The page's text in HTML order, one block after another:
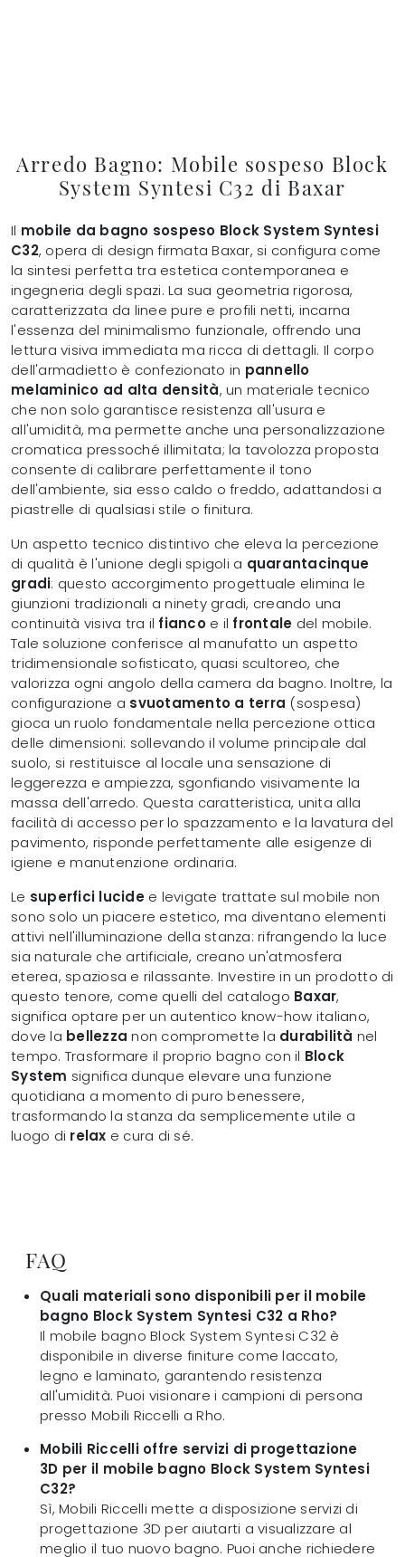
Arredo Bagno: Mobile sospeso Block
System Syntesi C32 di Baxar
Il mobile da bagno sospeso Block System Syntesi
C32, opera di design firmata Baxar, si configura come
la sintesi perfetta tra estetica contemporanea e
ingegneria degli spazi. La sua geometria rigorosa,
caratterizzata da linee pure e profili netti, incarna
l'essenza del minimalismo funzionale, offrendo una
lettura visiva immediata ma ricca di dettagli. Il corpo
dell'armadietto è confezionato in pannello
melaminico ad alta densità, un materiale tecnico
che non solo garantisce resistenza all'usura e
all'umidità, ma permette anche una personalizzazione
cromatica pressoché illimitata; la tavolozza proposta
consente di calibrare perfettamente il tono
dell'ambiente, sia esso caldo o freddo, adattandosi a
piastrelle di qualsiasi stile o finitura.
Un aspetto tecnico distintivo che eleva la percezione
di qualità è l'unione degli spigoli a quarantacinque
gradi: questo accorgimento progettuale elimina le
giunzioni tradizionali a ninety gradi, creando una
continuità visiva tra il fiancoe il frontale del mobile.
Tale soluzione conferisce al manufatto un aspetto
tridimensionale sofisticato, quasi scultoreo, che
valorizza ogni angolo della camera da bagno. Inoltre, la
configurazione a svuotamento a terra (sospesa)
gioca un ruolo fondamentale nella percezione ottica
delle dimensioni: sollevando il volume principale dal
suolo, si restituisce al locale una sensazione di
leggerezza e ampiezza, sgonfiando visivamente la
massa dell'arredo. Questa caratteristica, unita alla
facilità di accesso per lo spazzamento e la lavatura del
pavimento, risponde perfettamente alle esigenze di
igiene e manutenzione ordinaria.
Le superfici lucidee levigate trattate sul mobile non
sono solo un piacere estetico, ma diventano elementi
attivi nell'illuminazione della stanza: rifrangendo la luce
sia naturale che artificiale, creano un'atmosfera
eterea, spaziosa e rilassante. Investire in un prodotto di
questo tenore, come quelli del catalogo Baxar,
significa optare per un autentico know-how italiano,
dove la bellezza non compromette la durabilità nel
tempo. Trasformare il proprio bagno con il Block
System significa dunque elevare una funzione
quotidiana a momento di puro benessere,
trasformando la stanza da semplicemente utile a
luogo di relax e cura di sé.
FAQ
Quali materiali sono disponibili per il mobile
bagno Block System Syntesi C32 a Rho?
Il mobile bagno Block System Syntesi C32 è
disponibile in diverse finiture come laccato,
legno e laminato, garantendo resistenza
all'umidità. Puoi visionare i campioni di persona
presso Mobili Riccelli a Rho.
Mobili Riccelli offre servizi di progettazione
3D per il mobile bagno Block System Syntesi
C32?
Sì, Mobili Riccelli mette a disposizione servizi di
progettazione 3D per aiutarti a visualizzare al
meglio il tuo nuovo bagno. Puoi anche richiedere